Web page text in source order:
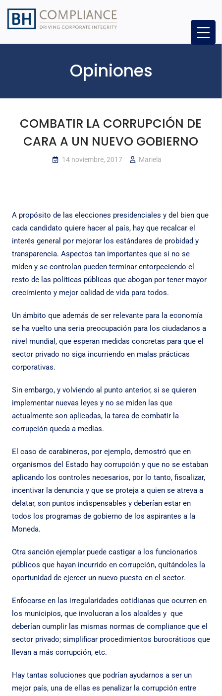
Opiniones
COMBATIR LA CORRUPCIÓN DE
CARA A UN NUEVO GOBIERNO
14 noviembre, 2017 Mariela
A propósito de las elecciones presidenciales y del bien que
cada candidato quiere hacer al país, hay que recalcar el
interés general por mejorar los estándares de probidad y
transparencia. Aspectos tan importantes que si no se
miden y se controlan pueden terminar entorpeciendo el
resto de las políticas públicas que abogan por tener mayor
crecimiento y mejor calidad de vida para todos.
Un ámbito que además de ser relevante para la economía
se ha vuelto una seria preocupación para los ciudadanos a
nivel mundial, que esperan medidas concretas para que el
sector privado no siga incurriendo en malas prácticas
corporativas.
Sin embargo, y volviendo al punto anterior, si se quieren
implementar nuevas leyes y no se miden las que
actualmente son aplicadas, la tarea de combatir la
corrupción queda a medias.
El caso de carabineros, por ejemplo, demostró que en
organismos del Estado hay corrupción y que no se estaban
aplicando los controles necesarios, por lo tanto, fiscalizar,
incentivar la denuncia y que se proteja a quien se atreva a
delatar, son puntos indispensables y deberían estar en
todos los programas de gobierno de los aspirantes a la
Moneda.
Otra sanción ejemplar puede castigar a los funcionarios
públicos que hayan incurrido en corrupción, quitándoles la
oportunidad de ejercer un nuevo puesto en el sector.
Enfocarse en las irregularidades cotidianas que ocurren en
los municipios, que involucran a los alcaldes y que
deberían cumplir las mismas normas de compliance que el
sector privado; simplificar procedimientos burocráticos que
llevan a más corrupción, etc.
Hay tantas soluciones que podrían ayudarnos a ser un
mejor país, una de ellas es penalizar la corrupción entre